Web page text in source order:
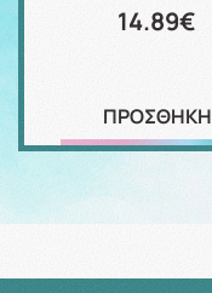
14.89€
ΠΡΟΣΘΗΚΗ